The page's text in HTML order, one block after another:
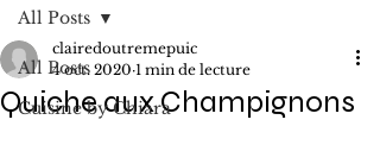
All Posts
Cuisine by Chiara
All Posts
Quiche aux Champignons
clairedoutremepuic
4 oct. 2020 1 min de lecture